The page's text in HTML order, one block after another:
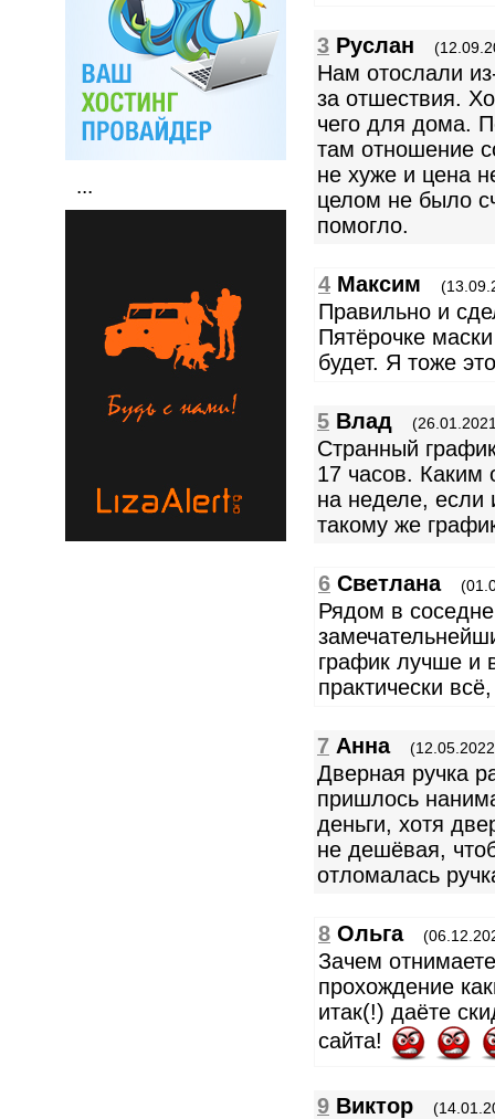
...
3 Руслан
Нам отослали
за отшествия.
чего для дома.
там отношение
не хуже и цена
целом не было
помогло.
4 Максим
Правильно и
Пятёрочке
будет. Я тоже
5 Влад
Странный
17 часов. Каким
на неделе, если
такому же
6 Светлана
Рядом в
график лучше и
практически
7 Анна
Дверная ручка
пришлось
деньги, хотя
не дешёвая,
отломалась
8 Ольга
Зачем
прохождение
итак(!) даёте
сайта!
9 Виктор